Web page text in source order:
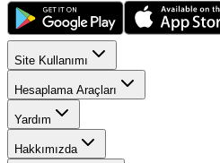
Site Kullanımı
Hesaplama Araçları
Yardım
Hakkımızda